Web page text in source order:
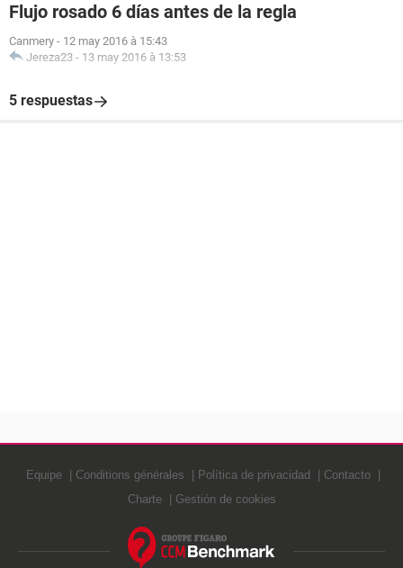
Flujo rosado 6 días antes de la regla
Canmery - 12 may 2016 à 15:43
Jereza23 - 13 may 2016 à 13:53
5 respuestas
Equipe Conditions générales Política de privacidad
Contacto
Charte
Gestión de cookies